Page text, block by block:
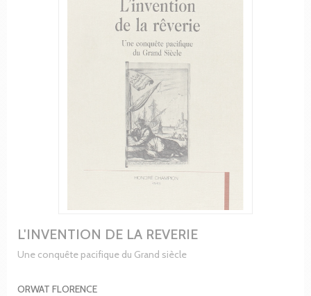
L'INVENTION DE LA REVERIE
Une conquête pacifique du Grand siècle
ORWAT FLORENCE